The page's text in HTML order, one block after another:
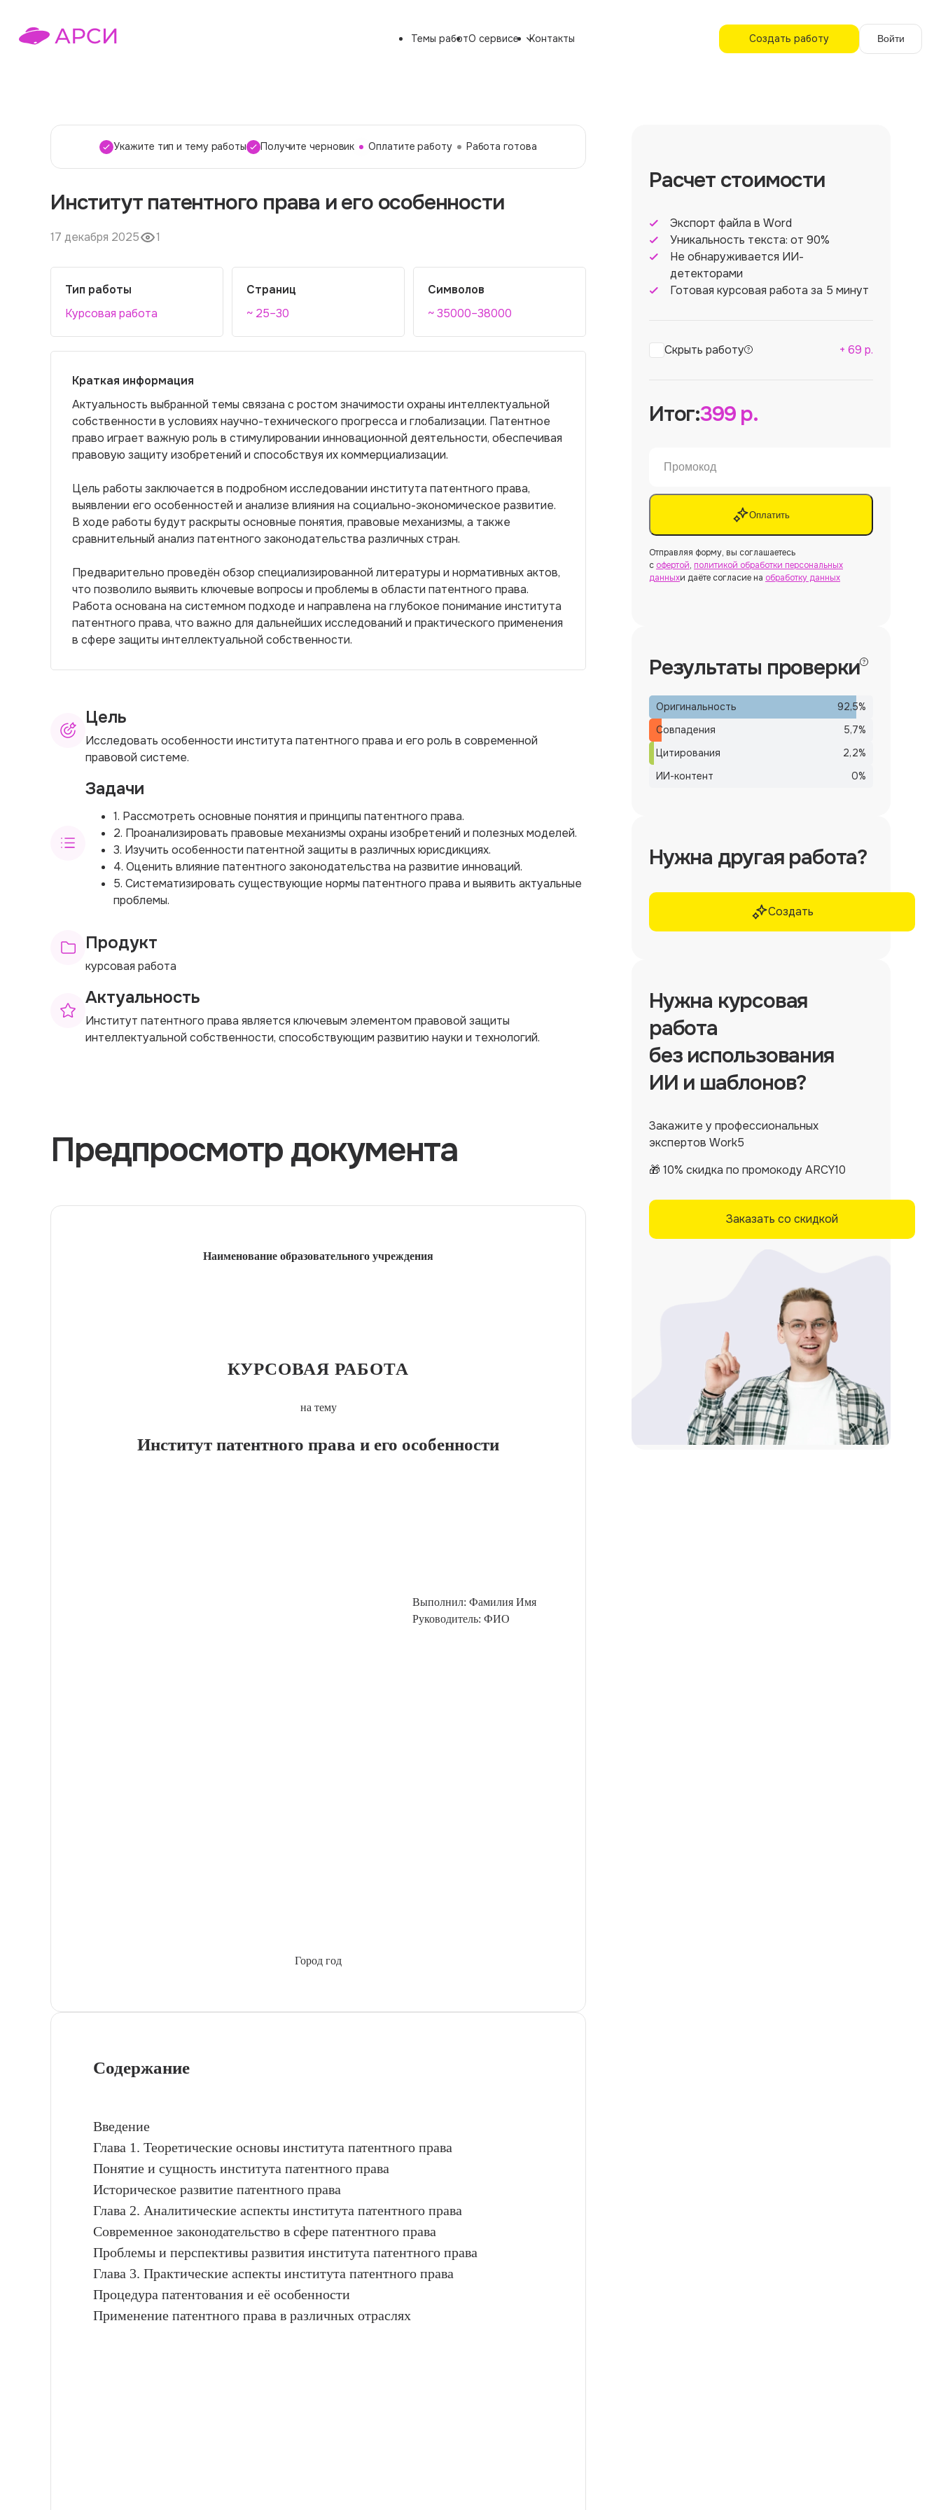
Темы работО сервисе Контакты Создать работу Войти
Укажите тип и тему работы Получите черновик Оплатите работу Работа готова
Институт патентного права и его особенности
17 декабря 2025 1
Тип работы
Курсовая работа
Страниц
~ 25–30
Символов
~ 35000–38000
Краткая информация
Актуальность выбранной темы связана с ростом значимости охраны интеллектуальной
собственности в условиях научно-технического прогресса и глобализации. Патентное
право играет важную роль в стимулировании инновационной деятельности, обеспечивая
правовую защиту изобретений и способствуя их коммерциализации.
Цель работы заключается в подробном исследовании института патентного права,
выявлении его особенностей и анализе влияния на социально-экономическое развитие.
В ходе работы будут раскрыты основные понятия, правовые механизмы, а также
сравнительный анализ патентного законодательства различных стран.
Предварительно проведён обзор специализированной литературы и нормативных актов,
что позволило выявить ключевые вопросы и проблемы в области патентного права.
Работа основана на системном подходе и направлена на глубокое понимание института
патентного права, что важно для дальнейших исследований и практического применения
в сфере защиты интеллектуальной собственности.
Цель
Исследовать особенности института патентного права и его роль в современной
правовой системе.
Задачи
1. Рассмотреть основные понятия и принципы патентного права.
2. Проанализировать правовые механизмы охраны изобретений и полезных моделей.
3. Изучить особенности патентной защиты в различных юрисдикциях.
4. Оценить влияние патентного законодательства на развитие инноваций.
5. Систематизировать существующие нормы патентного права и выявить актуальные
проблемы.
Продукт
курсовая работа
Актуальность
Институт патентного права является ключевым элементом правовой защиты
интеллектуальной собственности, способствующим развитию науки и технологий.
Предпросмотр документа
Наименование образовательного учреждения
КУРСОВАЯ РАБОТА
на тему
Институт патентного права и его особенности
Выполнил: Фамилия Имя
Руководитель: ФИО
Город год
Содержание
Введение
Глава 1. Теоретические основы института патентного права
Понятие и сущность института патентного права
Историческое развитие патентного права
Глава 2. Аналитические аспекты института патентного права
Современное законодательство в сфере патентного права
Проблемы и перспективы развития института патентного права
Глава 3. Практические аспекты института патентного права
Процедура патентования и её особенности
Применение патентного права в различных отраслях
Расчет стоимости
Экспорт файла в Word
Уникальность текста: от 90%
Не обнаруживается ИИ-
детекторами
Готовая курсовая работа за 5 минут
Скрыть работу + 69 р.
Итог:399р.
Оплатить
Отправляя форму, вы соглашаетесь
с офертой, политикой обработки персональных
данныхи даёте согласие на обработку данных
Результаты проверки
Оригинальность 92,5%
Совпадения
5,7%
Цитирования
2,2%
ИИ-контент
0%
Нужна другая работа?
Создать
Нужна курсовая
работа
без использования
ИИ и шаблонов?
Закажите у профессиональных
экспертов Work5
🎁 10% скидка по промокоду ARCY10
Заказать со скидкой